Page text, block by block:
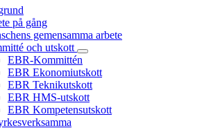
på gång
gemensamma arbete
och utskott
EBR-Kommittén
EBR Ekonomiutskott
EBR Teknikutskott
EBR HMS-utskott
EBR Kompetensutskott